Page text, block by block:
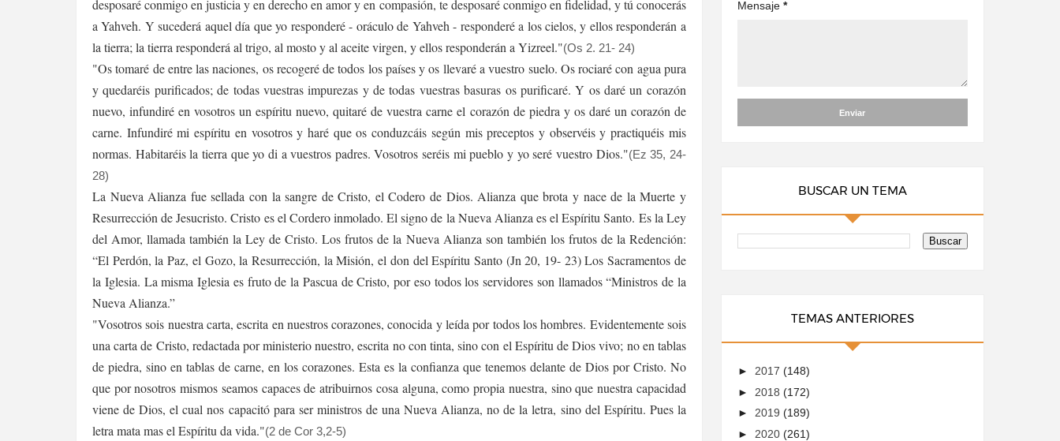
desposaré conmigo en justicia y en derecho en amor y en compasión, te desposaré conmigo en fidelidad, y tú conocerás
a Yahveh. Y sucederá aquel día que yo responderé - oráculo de Yahveh - responderé a los cielos, y ellos responderán a
la tierra; la tierra responderá al trigo, al mosto y al aceite virgen, y ellos responderán a Yizreel."(Os 2. 21- 24)
"Os tomaré de entre las naciones, os recogeré de todos los países y os llevaré a vuestro suelo. Os rociaré con agua pura
y quedaréis purificados; de todas vuestras impurezas y de todas vuestras basuras os purificaré. Y os daré un corazón
nuevo, infundiré en vosotros un espíritu nuevo, quitaré de vuestra carne el corazón de piedra y os daré un corazón de
carne. Infundiré mi espíritu en vosotros y haré que os conduzcáis según mis preceptos y observéis y practiquéis mis
normas. Habitaréis la tierra que yo di a vuestros padres. Vosotros seréis mi pueblo y yo seré vuestro Dios."(Ez 35, 24-
28)
La Nueva Alianza fue sellada con la sangre de Cristo, el Codero de Dios. Alianza que brota y nace de la Muerte y
Resurrección de Jesucristo. Cristo es el Cordero inmolado. El signo de la Nueva Alianza es el Espíritu Santo. Es la Ley
del Amor, llamada también la Ley de Cristo. Los frutos de la Nueva Alianza son también los frutos de la Redención:
“El Perdón, la Paz, el Gozo, la Resurrección, la Misión, el don del Espíritu Santo (Jn 20, 19- 23) Los Sacramentos de
la Iglesia. La misma Iglesia es fruto de la Pascua de Cristo, por eso todos los servidores son llamados “Ministros de la
Nueva Alianza.”
"Vosotros sois nuestra carta, escrita en nuestros corazones, conocida y leída por todos los hombres. Evidentemente sois
una carta de Cristo, redactada por ministerio nuestro, escrita no con tinta, sino con el Espíritu de Dios vivo; no en tablas
de piedra, sino en tablas de carne, en los corazones. Esta es la confianza que tenemos delante de Dios por Cristo. No
que por nosotros mismos seamos capaces de atribuirnos cosa alguna, como propia nuestra, sino que nuestra capacidad
viene de Dios, el cual nos capacitó para ser ministros de una Nueva Alianza, no de la letra, sino del Espíritu. Pues la
letra mata mas el Espíritu da vida."(2 de Cor 3,2-5)
Mensaje *
BUSCAR UN TEMA
TEMAS ANTERIORES
► 2017 (148)
► 2018 (172)
► 2019 (189)
► 2020 (261)